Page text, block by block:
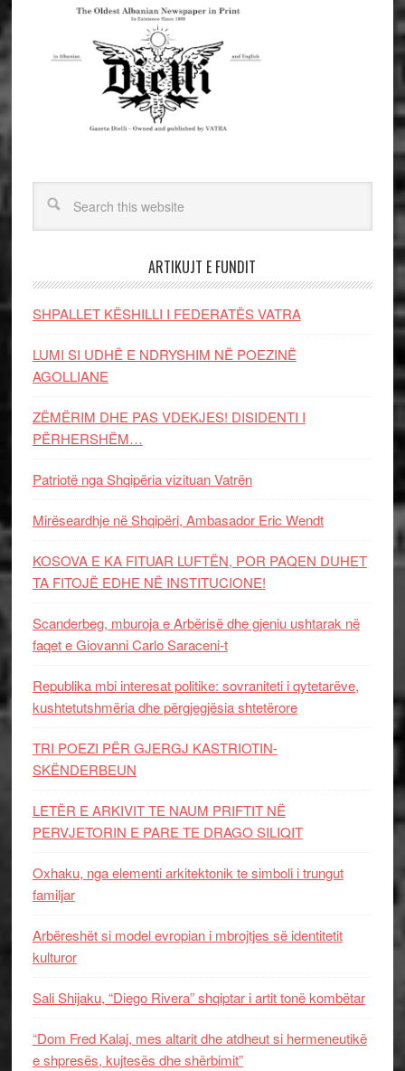
ARTIKUJT E FUNDIT
SHPALLET KËSHILLI I FEDERATËS VATRA
LUMI SI UDHË E NDRYSHIM NË POEZINË
AGOLLIANE
ZËMËRIM DHE PAS VDEKJES! DISIDENTI I
PËRHERSHËM…
Patriotë nga Shqipëria vizituan Vatrën
Mirëseardhje në Shqipëri, Ambasador Eric Wendt
KOSOVA E KA FITUAR LUFTËN, POR PAQEN DUHET
TA FITOJË EDHE NË INSTITUCIONE!
Scanderbeg, mburoja e Arbërisë dhe gjeniu ushtarak në
faqet e Giovanni Carlo Saraceni-t
Republika mbi interesat politike: sovraniteti i qytetarëve,
kushtetutshmëria dhe përgjegjësia shtetërore
TRI POEZI PËR GJERGJ KASTRIOTIN-
SKËNDERBEUN
LETËR E ARKIVIT TE NAUM PRIFTIT NË
PERVJETORIN E PARE TE DRAGO SILIQIT
Oxhaku, nga elementi arkitektonik te simboli i trungut
familjar
Arbëreshët si model evropian i mbrojtjes së identitetit
kulturor
Sali Shijaku, “Diego Rivera” shqiptar i artit tonë kombëtar
“Dom Fred Kalaj, mes altarit dhe atdheut si hermeneutikë
e shpresës, kujtesës dhe shërbimit”